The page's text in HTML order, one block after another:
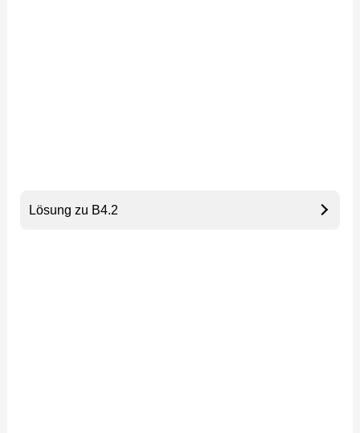
Lösung zu B4.2